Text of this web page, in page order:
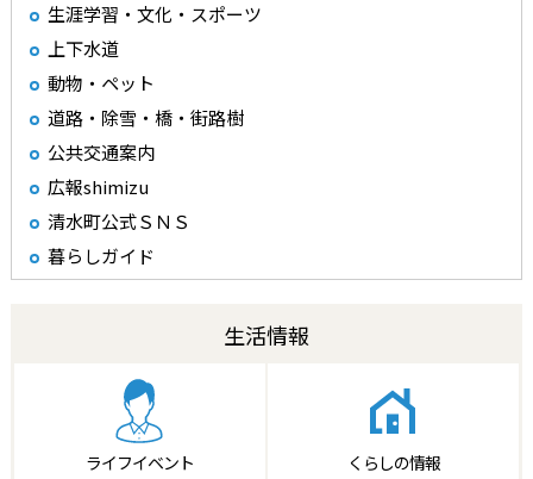
生涯学習・文化・スポーツ
上下水道
動物・ペット
道路・除雪・橋・街路樹
公共交通案内
広報shimizu
清水町公式ＳＮＳ
暮らしガイド
生活情報
ライフイベント くらしの情報